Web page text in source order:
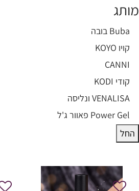
מותג
מותג
Buba בובה
קויו KOYO
CANNI
קודי KODI
VENALISA ונליסה
Power Gel פאוור ג'ל
החל